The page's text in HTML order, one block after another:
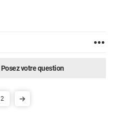
Posez votre question
2